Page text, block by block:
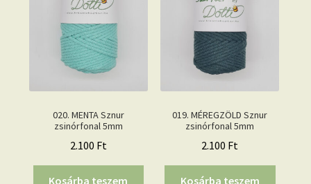
020. MENTA Sznur
zsinórfonal 5mm
2.100 Ft
Kosárba teszem
019. MÉREGZÖLD Sznur
zsinórfonal 5mm
2.100 Ft
Kosárba teszem